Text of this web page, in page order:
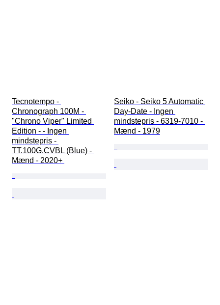
Tecnotempo -
Chronograph 100M -
"Chrono Viper" Limited
Edition - - Ingen
mindstepris -
TT.100G.CVBL (Blue) -
Mænd - 2020+
Seiko - Seiko 5 Automatic
Day-Date - Ingen
mindstepris - 6319-7010 -
Mænd - 1979